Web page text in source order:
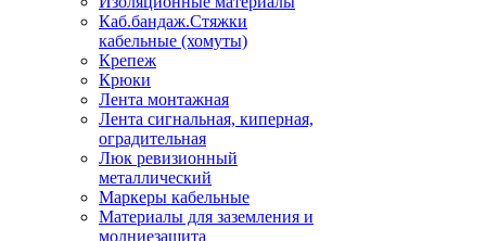
Каб.бандаж.Стяжки
кабельные (хомуты)
Крепеж
Крюки
Лента монтажная
Лента сигнальная, киперная,
оградительная
Люк ревизионный
металлический
Маркеры кабельные
Материалы для заземления и
молниезащита